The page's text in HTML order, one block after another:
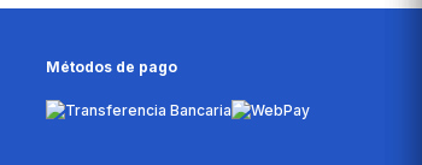
Métodos de pago